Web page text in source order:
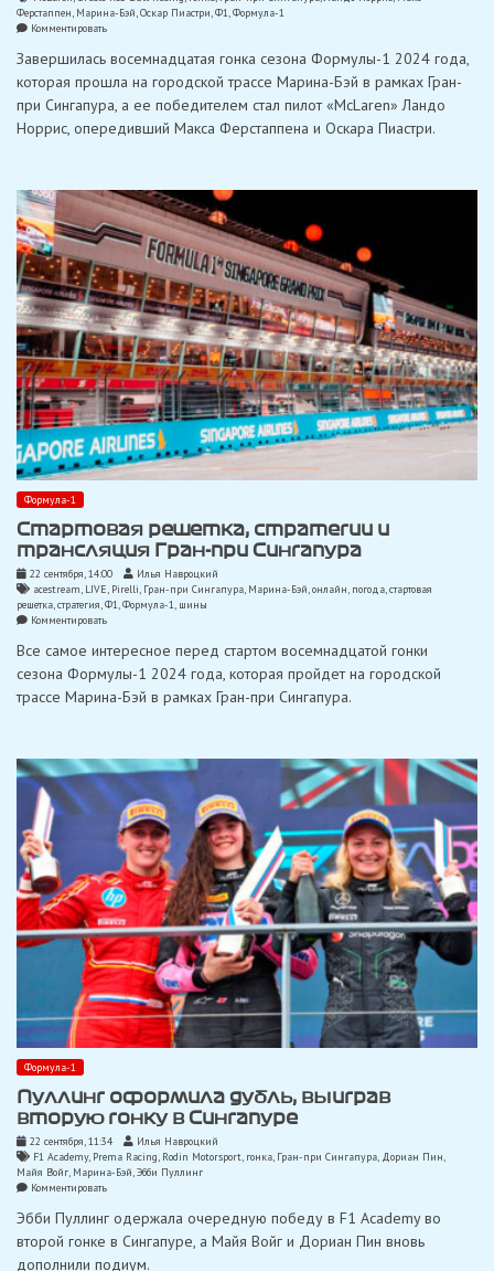
Ферстаппен, Марина-Бэй,Оскар Пиастри,Ф1,Формула-1
Комментироватьon
не
шансов
остальным
Гран-
Завершилась восемнадцатая гонка сезона Формулы-1 2024 года,
которая прошла на городской трассе Марина-Бэй в рамках Гран-
при Сингапура, а ее победителем стал пилот «McLaren» Ландо
Норрис, опередивший Макса Ферстаппена и Оскара Пиастри.
Формула-1
Стартовая решетка, стратегии и
трансляция Гран-при Сингапура
22 сентября, 14:00
Илья Навроцкий
acestream LIVE Pirelli Гран-при Сингапура Марина-Бэй онлайн погода стартовая
решетка стратегия Ф1 Формула-1 шины
Комментироватьon
решетка,
и
трансляция
Все самое интересное перед стартом восемнадцатой гонки
сезона Формулы-1 2024 года, которая пройдет на городской
трассе Марина-Бэй в рамках Гран-при Сингапура.
Формула-1
Пуллинг оформила дубль, выиграв
вторую гонку в Сингапуре
22 сентября, 11:34
Илья Навроцкий
F1 Academy, Prema Racing, Rodin Motorsport, гонка, Гран-при Сингапура, Дориан Пин
Майя Войг, Марина-Бэй,Эбби Пуллинг
Комментироватьon
оформила
дубль,
выиграв
вторую
Эбби Пуллинг одержала очередную победу в F1 Academy во
второй гонке в Сингапуре, а Майя Войг и Дориан Пин вновь
дополнили подиум.